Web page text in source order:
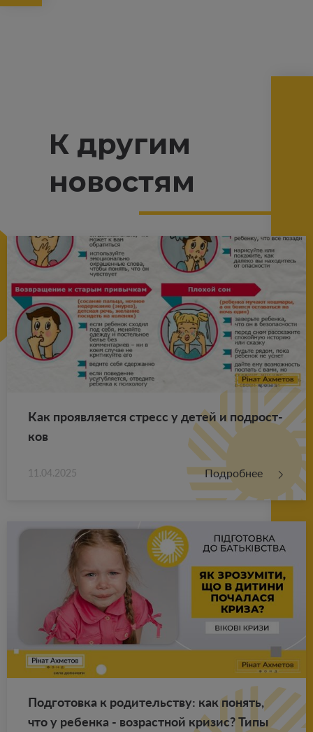
К другим
новостям
Как про­яв­ля­ет­ся стресс у детей и под­рост­
ков
11.04.2025 Подробнее
Под­го­тов­ка к ро­ди­тель­ству: как по­нять,
что у ре­бен­ка - воз­раст­ной кри­зис? Типы